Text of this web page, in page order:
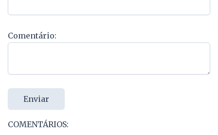
Comentário:
Enviar
COMENTÁRIOS: